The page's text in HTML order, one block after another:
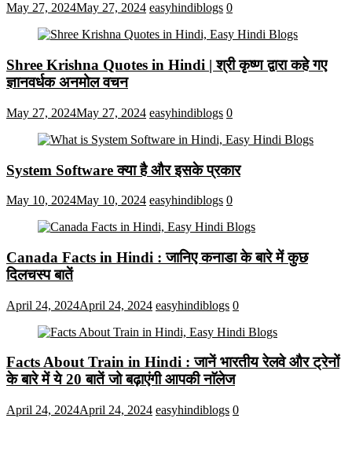
May 27, 2024May 27, 2024 easyhindiblogs 0
Shree Krishna Quotes in Hindi | श्री कृष्ण द्वारा कहे गए
ज्ञानवर्धक अनमोल वचन
May 27, 2024May 27, 2024 easyhindiblogs 0
System Software क्या है और इसके प्रकार
May 10, 2024May 10, 2024 easyhindiblogs 0
Canada Facts in Hindi : जानिए कनाडा के बारे में कुछ
दिलचस्प बातें
April 24, 2024April 24, 2024 easyhindiblogs 0
Facts About Train in Hindi : जानें भारतीय रेलवे और ट्रेनों
के बारे में ये 20 बातें जो बढ़ाएंगी आपकी नाॅलेज
April 24, 2024April 24, 2024 easyhindiblogs 0